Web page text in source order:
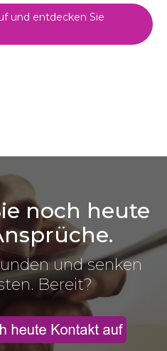
und entdecken Sie
noch heute
und senken
Bereit?